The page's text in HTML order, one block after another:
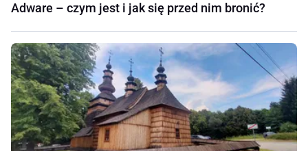
Adware – czym jest i jak się przed nim bronić?